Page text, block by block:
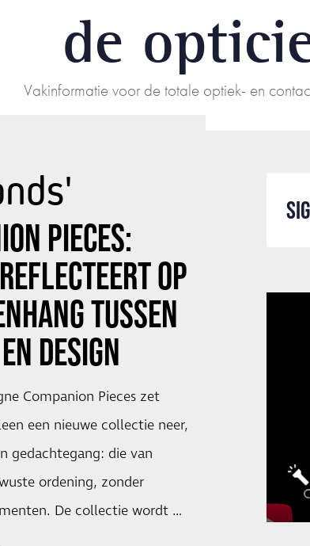
de
Vakinformatie voor de totale optiek- en
PIECES:
OP
TUSSEN
DESIGN
Companion Pieces zet
een nieuwe collectie neer,
gedachtegang: die van
ordening, zonder
De collectie wordt …